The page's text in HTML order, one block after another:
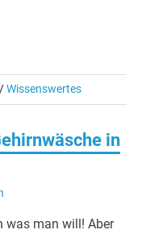
/Wissenswertes
in
was man will! Aber